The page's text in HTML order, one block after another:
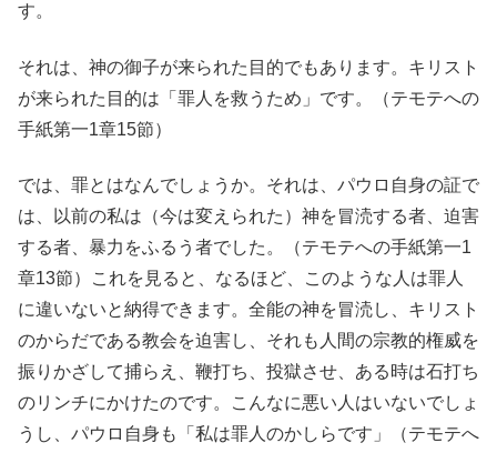
す。
それは、神の御子が来られた目的でもあります。キリスト
が来られた目的は「罪人を救うため」です。（テモテへの
手紙第一1章15節）
では、罪とはなんでしょうか。それは、パウロ自身の証で
は、以前の私は（今は変えられた）神を冒涜する者、迫害
する者、暴力をふるう者でした。（テモテへの手紙第一1
章13節）これを見ると、なるほど、このような人は罪人
に違いないと納得できます。全能の神を冒涜し、キリスト
のからだである教会を迫害し、それも人間の宗教的権威を
振りかざして捕らえ、鞭打ち、投獄させ、ある時は石打ち
のリンチにかけたのです。こんなに悪い人はいないでしょ
うし、パウロ自身も「私は罪人のかしらです」（テモテへ